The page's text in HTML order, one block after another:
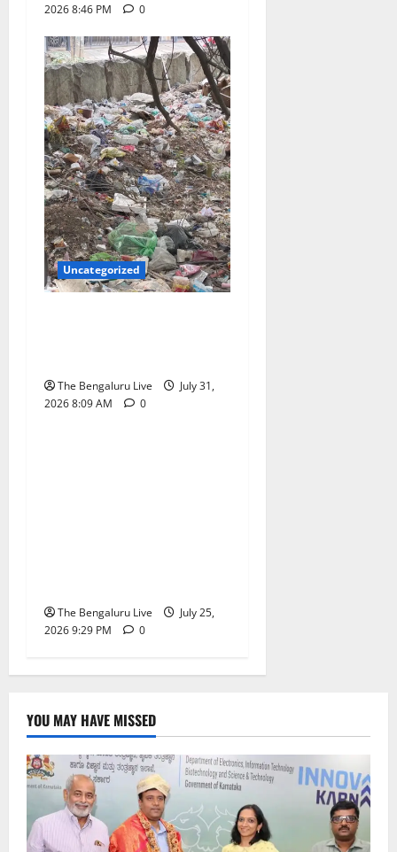
2026 8:46 PM
0
Uncategorized
The Bengaluru Live
July 31,
2026 8:09 AM
0
Uncategorized
The Bengaluru Live
July 25,
2026 9:29 PM
0
YOU MAY HAVE MISSED